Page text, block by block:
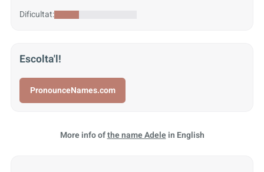
Dificultat:
Escolta'l!
PronounceNames.com
More info ofthe name Adelein English